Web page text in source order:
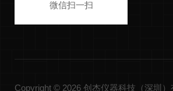
微信扫一扫
Copyright © 2026 创杰仪器科技（深圳